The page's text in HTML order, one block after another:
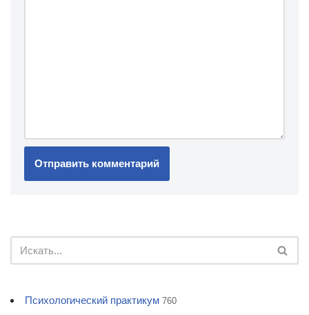
Психологический практикум 760